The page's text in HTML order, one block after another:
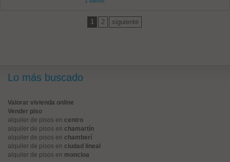
1 2 siguiente
Lo más buscado
Valorar vivienda online
Vender piso
alquiler de pisos en centro
alquiler de pisos en chamartín
alquiler de pisos en chamberí
alquiler de pisos en ciudad lineal
alquiler de pisos en moncloa